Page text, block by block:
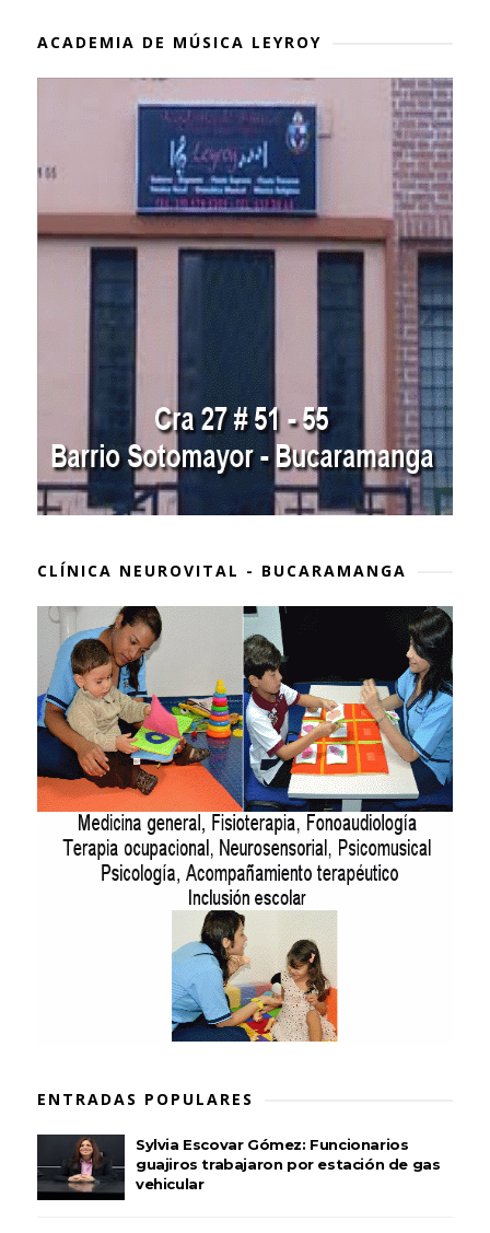
ACADEMIA DE MÚSICA LEYROY
CLÍNICA NEUROVITAL - BUCARAMANGA
ENTRADAS POPULARES
Sylvia Escovar Gómez: Funcionarios
guajiros trabajaron por estación de gas
vehicular